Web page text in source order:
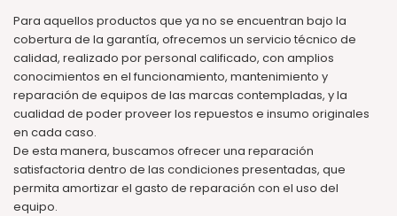
Para aquellos productos que ya no se encuentran bajo la
cobertura de la garantía, ofrecemos un servicio técnico de
calidad, realizado por personal calificado, con amplios
conocimientos en el funcionamiento, mantenimiento y
reparación de equipos de las marcas contempladas, y la
cualidad de poder proveer los repuestos e insumo originales
en cada caso.
De esta manera, buscamos ofrecer una reparación
satisfactoria dentro de las condiciones presentadas, que
permita amortizar el gasto de reparación con el uso del
equipo.